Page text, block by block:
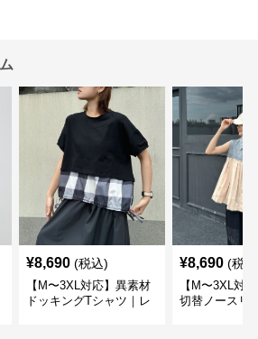
¥8,690 (税込)
【M〜3XL対応】異素材
ドッキングTシャツ｜レ
¥8,690 (税
【M〜3XL対
切替ノースリ